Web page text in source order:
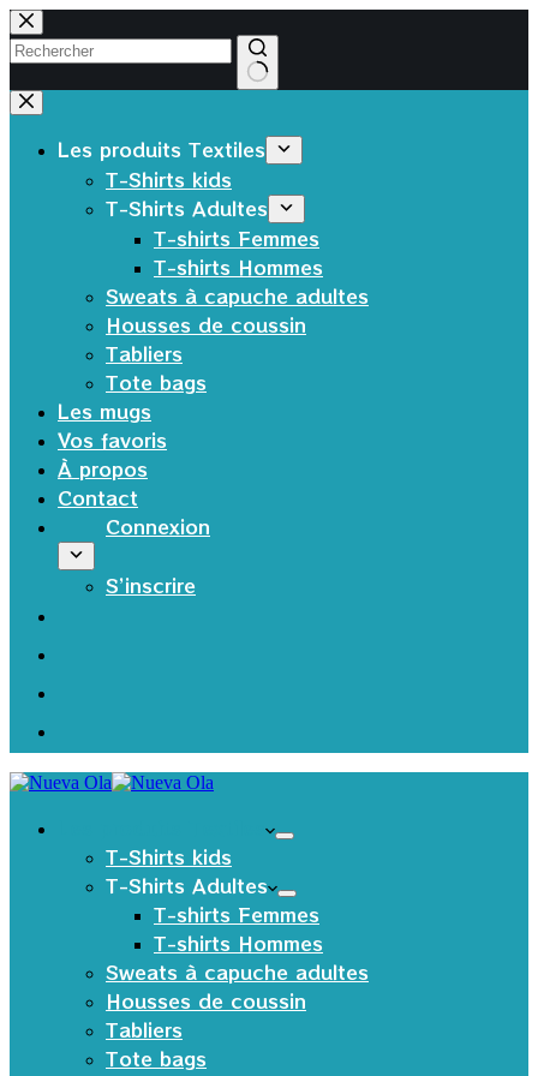
Passer
au
contenu
Aucun
résultat
Les produits Textiles
T-Shirts kids
T-Shirts Adultes
T-shirts Femmes
T-shirts Hommes
Sweats à capuche adultes
Housses de coussin
Tabliers
Tote bags
Les mugs
Vos favoris
À propos
Contact
Connexion
S’inscrire
T-Shirts kids
T-Shirts Adultes
T-shirts Femmes
T-shirts Hommes
Sweats à capuche adultes
Housses de coussin
Tabliers
Tote bags